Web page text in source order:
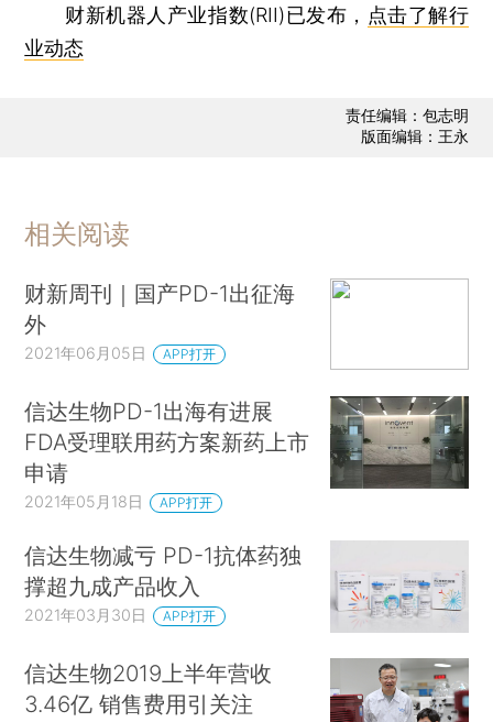
财新机器人产业指数(RII)已发布， 点击了解行
业动态
责任编辑：包志明
版面编辑：王永
相关阅读
财新周刊｜国产PD-1出征海
外
2021年06月05日 APP打开
信达生物PD-1出海有进展
FDA受理联用药方案新药上市
申请
2021年05月18日 APP打开
信达生物减亏 PD-1抗体药独
撑超九成产品收入
2021年03月30日 APP打开
信达生物2019上半年营收
3.46亿 销售费用引关注